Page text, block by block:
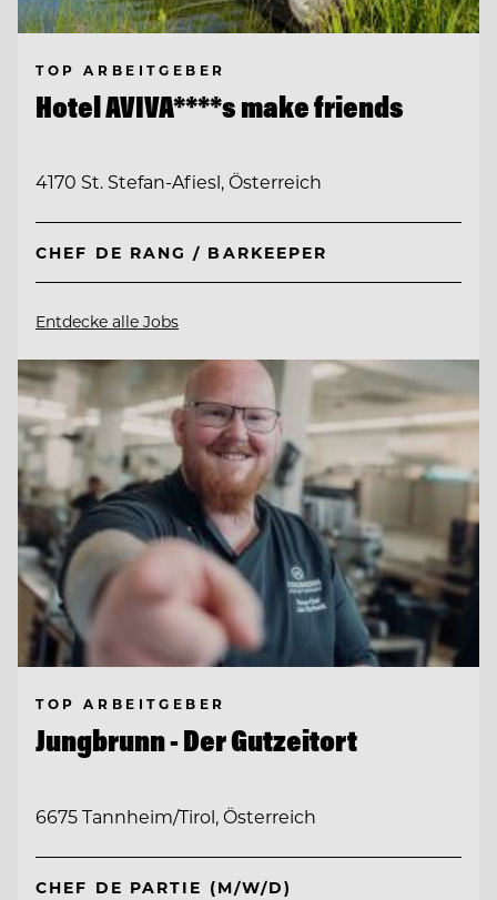
TOP ARBEITGEBER
Hotel AVIVA****s make friends
4170 St. Stefan-Afiesl, Österreich
CHEF DE RANG / BARKEEPER
Entdecke alle Jobs
TOP ARBEITGEBER
Jungbrunn - Der Gutzeitort
6675 Tannheim/Tirol, Österreich
CHEF DE PARTIE (M/W/D)